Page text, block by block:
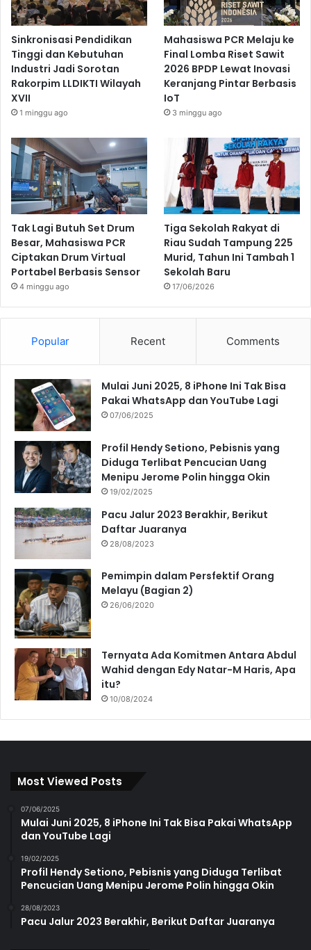
Sinkronisasi Pendidikan
Tinggi dan Kebutuhan
Industri Jadi Sorotan
Rakorpim LLDIKTI Wilayah
XVII
1 minggu ago
Mahasiswa PCR Melaju ke
Final Lomba Riset Sawit
2026 BPDP Lewat Inovasi
Keranjang Pintar Berbasis
IoT
3 minggu ago
Tak Lagi Butuh Set Drum
Besar, Mahasiswa PCR
Ciptakan Drum Virtual
Portabel Berbasis Sensor
4 minggu ago
Tiga Sekolah Rakyat di
Riau Sudah Tampung 225
Murid, Tahun Ini Tambah 1
Sekolah Baru
17/06/2026
Popular Recent Comments
Mulai Juni 2025, 8 iPhone Ini Tak Bisa
Pakai WhatsApp dan YouTube Lagi
07/06/2025
Profil Hendy Setiono, Pebisnis yang
Diduga Terlibat Pencucian Uang
Menipu Jerome Polin hingga Okin
19/02/2025
Pacu Jalur 2023 Berakhir, Berikut
Daftar Juaranya
28/08/2023
Pemimpin dalam Persfektif Orang
Melayu (Bagian 2)
26/06/2020
Ternyata Ada Komitmen Antara Abdul
Wahid dengan Edy Natar-M Haris, Apa
itu?
10/08/2024
Most Viewed Posts
07/06/2025
Mulai Juni 2025, 8 iPhone Ini Tak Bisa Pakai WhatsApp
dan YouTube Lagi
19/02/2025
Profil Hendy Setiono, Pebisnis yang Diduga Terlibat
Pencucian Uang Menipu Jerome Polin hingga Okin
28/08/2023
Pacu Jalur 2023 Berakhir, Berikut Daftar Juaranya